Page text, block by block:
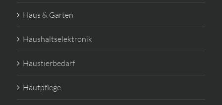
Haus & Garten
Haushaltselektronik
Haustierbedarf
Hautpflege